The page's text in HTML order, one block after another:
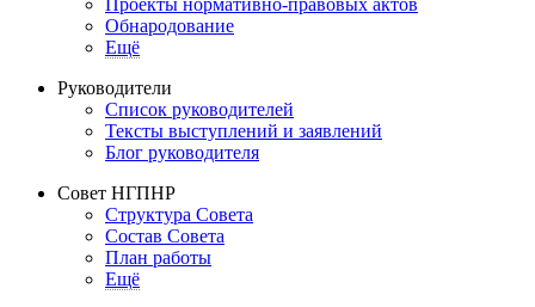
Обнародование
Ещё
Руководители
Список руководителей
Тексты выступлений и заявлений
Блог руководителя
Совет НГПНР
Структура Совета
Состав Совета
План работы
Ещё